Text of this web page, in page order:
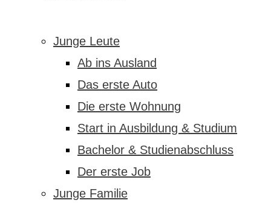
Junge Leute
Ab ins Ausland
Das erste Auto
Die erste Wohnung
Start in Ausbildung & Studium
Bachelor & Studienabschluss
Der erste Job
Junge Familie